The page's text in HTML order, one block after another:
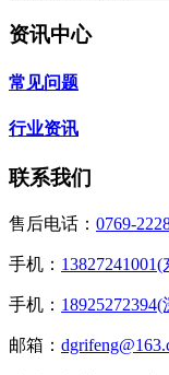
资讯中心
常见问题
行业资讯
联系我们
售后电话： 0769-
手机： 13827241001(
手机： 18925272394(
邮箱：